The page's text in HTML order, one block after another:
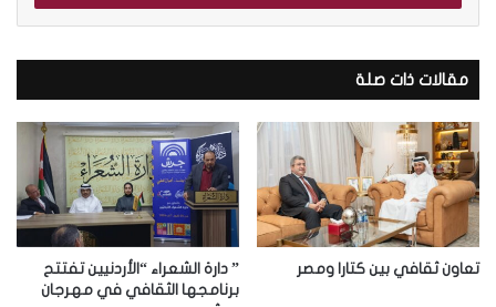
ب
ر
ي
د
ك
ا
ل
إ
ل
ت
ر
مقالات ذات صلة
تعاون ثقافي بين كتارا ومصر
” دارة الشعراء “الأردنيين تفتتح
برنامجها الثقافي في مهرجان